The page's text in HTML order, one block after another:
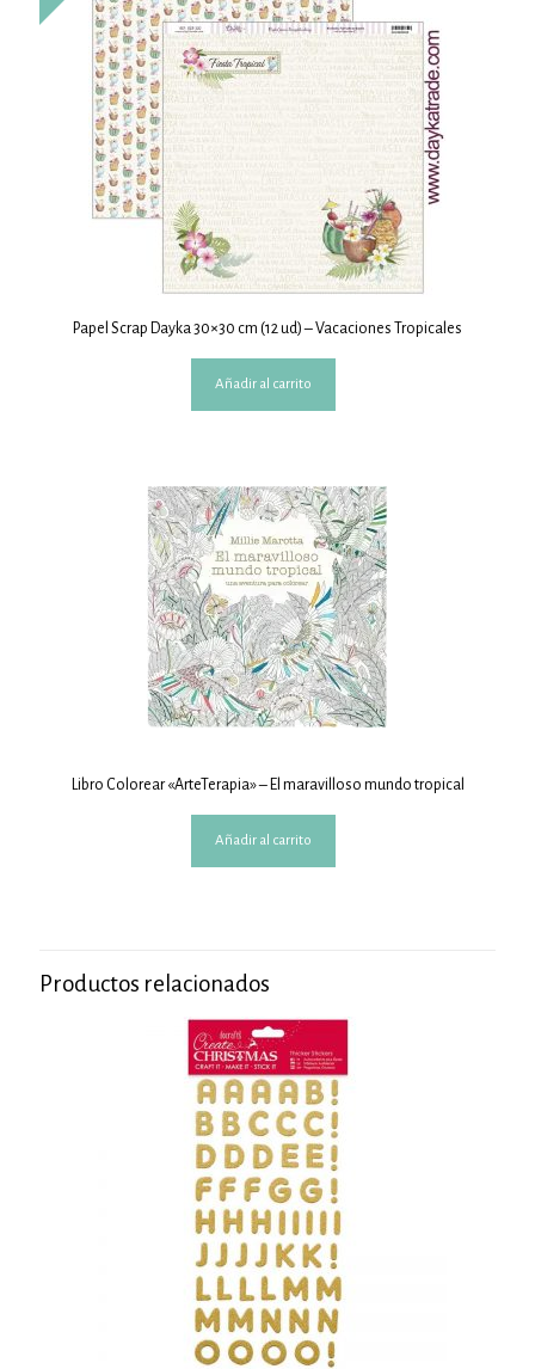
Papel Scrap Dayka 30×30 cm (12 ud) – Vacaciones Tropicales
Añadir al carrito
Libro Colorear «ArteTerapia» – El maravilloso mundo tropical
Añadir al carrito
Productos relacionados